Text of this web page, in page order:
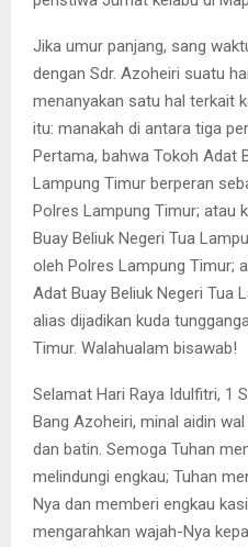
Jika umur panjang, sang
dengan Sdr. Azoheiri suatu
menanyakan satu hal terkait
itu: manakah di antara tiga
Pertama, bahwa Tokoh Adat
Lampung Timur berperan
Polres Lampung Timur; atau
Buay Beliuk Negeri Tua
oleh Polres Lampung Timur;
Adat Buay Beliuk Negeri Tua
alias dijadikan kuda
Timur. Walahualam bisawab!
Selamat Hari Raya Idulfitri, 1
Bang Azoheiri, minal aidin
dan batin. Semoga Tuhan
melindungi engkau; Tuhan
Nya dan memberi engkau
mengarahkan wajah-Nya